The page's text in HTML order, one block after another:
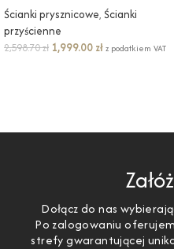
Ścianki prysznicowe, Ścianki
przyścienne
2,598.70zł 1,999.00 złz podatkiem VAT
Dołącz do nas
Po zalogowaniu
strefy gwarantującej